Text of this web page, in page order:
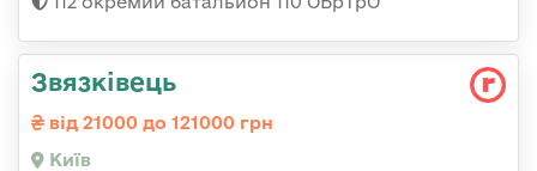
Звязківець
від 21000 до 121000 грн
Київ